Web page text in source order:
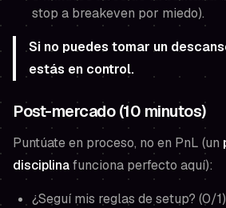
stop a breakeven por miedo).
Si no puedes tomar un
estás en control.
Post-mercado (10 minutos)
Puntúate en proceso, no en PnL (un
disciplinafunciona perfecto aquí):
¿Seguí mis reglas de setup? (0/1)